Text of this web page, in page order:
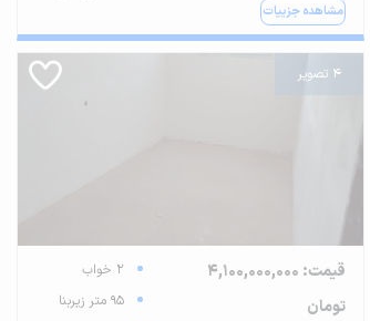
مشاهده جزییات
4 تصویر
قیمت: 4,100,000,000
تومان
2 خواب
95 متر زیربنا